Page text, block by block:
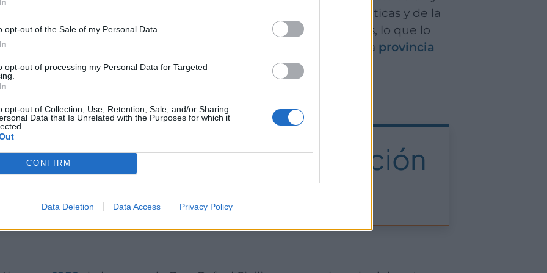
opt-out of the Sale of my Personal Data.
opt-out of processing my Personal Data for Targeted
opt-out of Collection, Use, Retention, Sale, and/or Sharing
Data that Is Unrelated with the Purposes for which it
CONFIRM
Data Deletion Data Access Privacy Policy
así como la venta de puertas para garaje o vivienda automáticas y de la
ido perfeccionando a lo largo del increíble periodo de 70 años, lo que lo
más experimentada, afianzada y de confianza de la provincia
una historia de superación
empresarial